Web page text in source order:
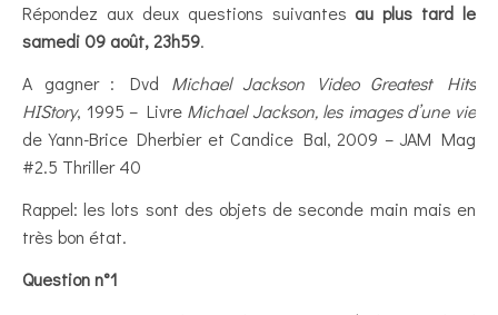
Répondez aux deux questions suivantes au plus tard le
samedi 09 août, 23h59.
A gagner : Dvd Michael Jackson Video Greatest Hits
HIStory, 1995 – Livre Michael Jackson, les images d’une vie
de Yann-Brice Dherbier et Candice Bal, 2009 – JAM Mag
#2.5 Thriller 40
Rappel: les lots sont des objets de seconde main mais en
très bon état.
Question n°1